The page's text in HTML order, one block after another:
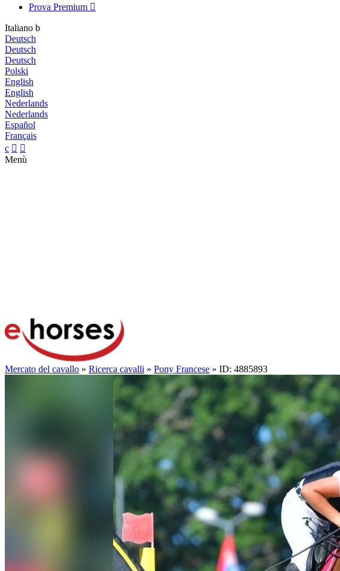
Prova Premium 
Italiano b
Deutsch
Deutsch
Deutsch
Polski
English
English
Nederlands
Nederlands
Español
Français
c  
Menù
Mercato del cavallo » Ricerca cavalli » Pony Francese » ID: 4885893